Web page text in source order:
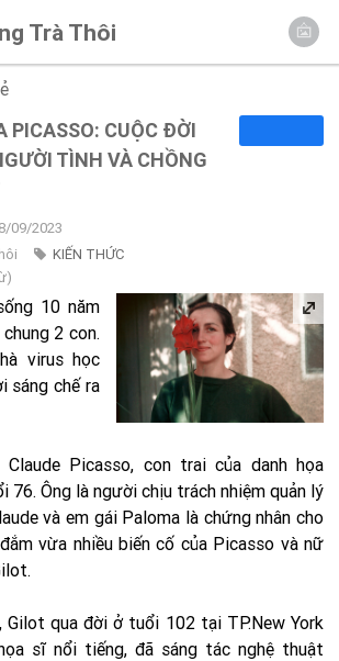
Trà Thôi
PICASSO: CUỘC ĐỜI
TÌNH VÀ CHỒNG
09/2023
KIẾN THỨC
10 năm
2 con.
virus học
sáng chế ra
Picasso, con trai của danh họa
76. Ông là người chịu trách nhiệm quản lý
và em gái Paloma là chứng nhân cho
vừa nhiều biến cố của Picasso và nữ
Gilot qua đời ở tuổi 102 tại TP.New York
sĩ nổi tiếng, đã sáng tác nghệ thuật